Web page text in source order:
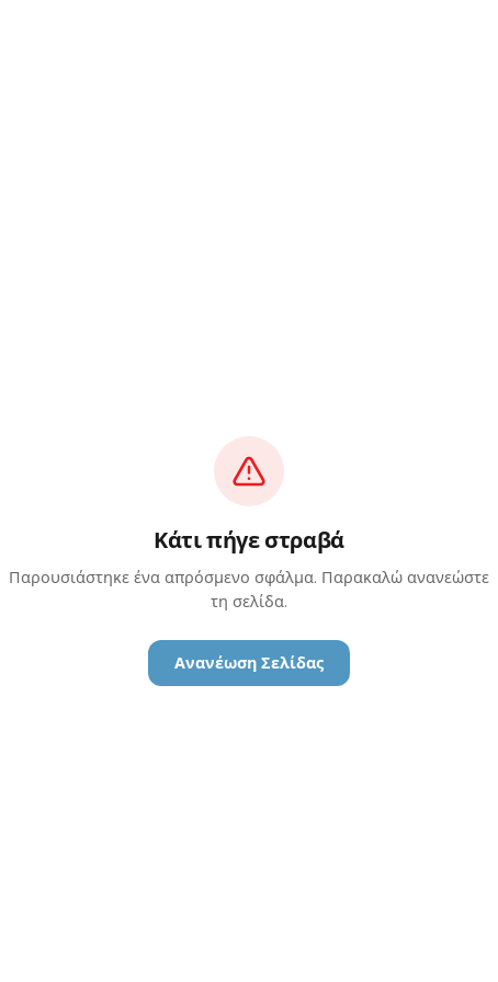
Κάτι πήγε στραβά
Παρουσιάστηκε ένα απρόσμενο σφάλμα. Παρακαλώ ανανεώστε
τη σελίδα.
Ανανέωση Σελίδας